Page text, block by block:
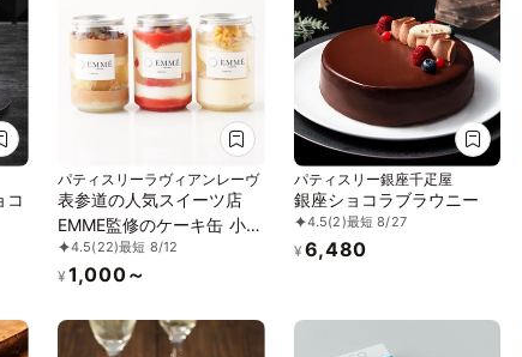
コ
パティスリーラヴィアンレーヴ
表参道の人気スイーツ店
EMME監修のケーキ缶 小サ
イズ250ml 3缶入 （薔薇と
イチゴ缶、モンブラン缶、
る3種）
4.5(22)最短 8/12
¥ 1,000～
パティスリー銀座千疋屋
銀座ショコラブラウニー
4.5(2)最短 8/27
¥ 6,480